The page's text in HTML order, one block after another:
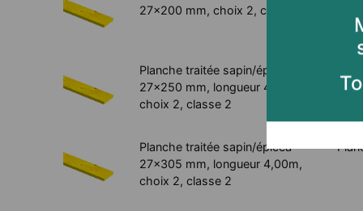
27x200 mm, choix 2, classe 2
Planche traitée sapin/épicéa
27x250 mm, longueur 4,00m,
choix 2, classe 2
Planche traitée sapin/épicéa
27x305 mm, longueur 4,00m,
choix 2, classe 2